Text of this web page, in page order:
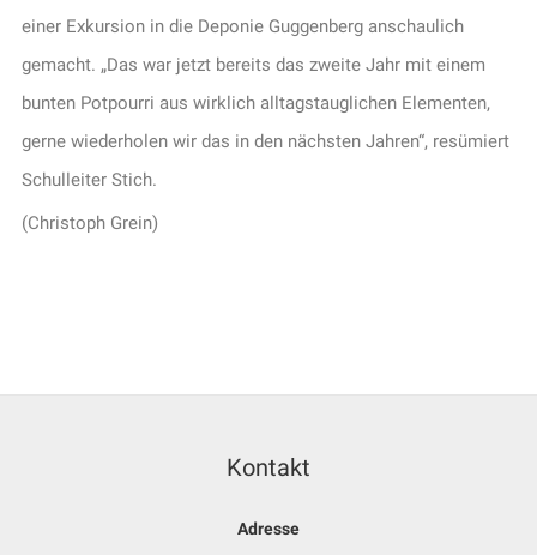
einer Exkursion in die Deponie Guggenberg anschaulich
gemacht. „Das war jetzt bereits das zweite Jahr mit einem
bunten Potpourri aus wirklich alltagstauglichen Elementen,
gerne wiederholen wir das in den nächsten Jahren“, resümiert
Schulleiter Stich.
(Christoph Grein)
Kontakt
Adresse